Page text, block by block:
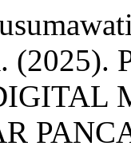
(2025).